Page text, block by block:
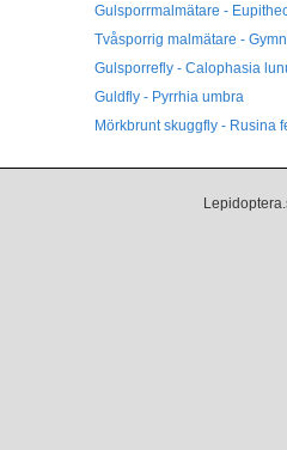
Gulsporrmalmätare -
Tvåsporrig malmätare -
Gulsporrefly - Calophasia
Guldfly - Pyrrhia umbra
Mörkbrunt skuggfly - Rusina